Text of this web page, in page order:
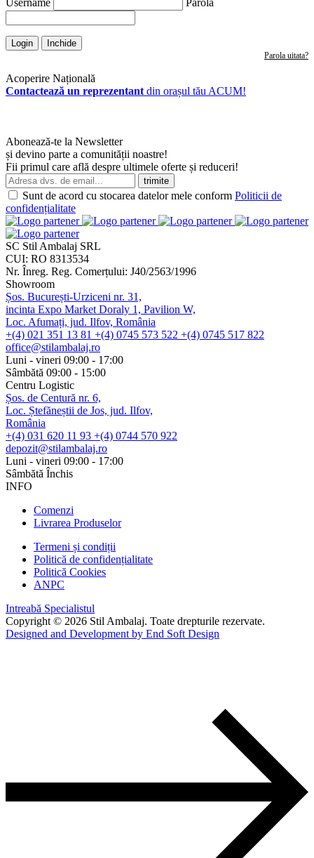
Login Inchide
Parola uitata?
Acoperire Națională
Contactează un reprezentant din orașul tău ACUM!
Abonează-te la Newsletter
și devino parte a comunității noastre!
Fii primul care află despre ultimele oferte și reduceri!
Sunt de acord cu stocarea datelor mele conform Politicii de
confidențialitate
SC Stil Ambalaj SRL
CUI: RO 8313534
Nr. Înreg. Reg. Comerțului: J40/2563/1996
Showroom
Șos. București-Urziceni nr. 31,
incinta Expo Market Doraly 1, Pavilion W,
Loc. Afumați, jud. Ilfov, România
+(4) 021 351 13 81 +(4) 0745 573 522 +(4) 0745 517 822
office@stilambalaj.ro
Luni - vineri 09:00 - 17:00
Sâmbătă 09:00 - 15:00
Centru Logistic
Șos. de Centură nr. 6,
Loc. Ștefăneștii de Jos, jud. Ilfov,
România
+(4) 031 620 11 93 +(4) 0744 570 922
depozit@stilambalaj.ro
Luni - vineri 09:00 - 17:00
Sâmbătă Închis
INFO
Comenzi
Livrarea Produselor
Termeni și condiții
Politică de confidențialitate
Politică Cookies
ANPC
Intreabă Specialistul
Copyright © 2026 Stil Ambalaj. Toate drepturile rezervate.
Designed and Development by End Soft Design